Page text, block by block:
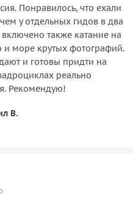
Понравилось, что ехали
у отдельных гидов в два
также катание на
и море крутых фотографий.
и готовы придти на
реально
Рекомендую!
В.